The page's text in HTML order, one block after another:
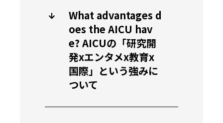
What advantages d
oes the AICU hav
e? AICUの「研究開
発xエンタメx教育x
国際」という強みに
ついて